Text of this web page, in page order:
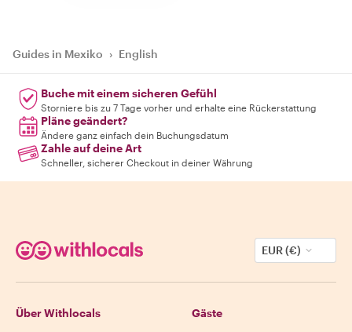
Guides in Mexiko › English
Buche mit einem sicheren Gefühl
Storniere bis zu 7 Tage vorher und erhalte eine Rückerstattung
Pläne geändert?
Ändere ganz einfach dein Buchungsdatum
Zahle auf deine Art
Schneller, sicherer Checkout in deiner Währung
EUR (€)
Über Withlocals Gäste